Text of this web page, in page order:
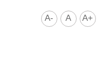
A- A A+